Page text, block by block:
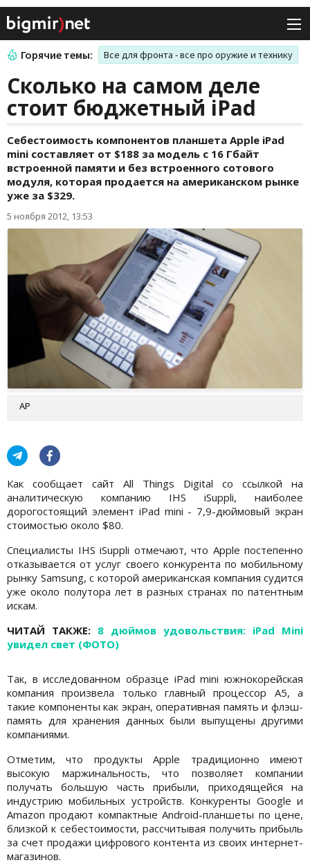
Горячие темы: Все для фронта - все про оружие и технику
Сколько на самом деле
стоит бюджетный iPad
Себестоимость компонентов планшета Apple iPad
mini составляет от $188 за модель с 16 Гбайт
встроенной памяти и без встроенного сотового
модуля, которая продается на американском рынке
уже за $329.
5 ноября 2012, 13:53
AP
Как сообщает сайт All Things Digital со ссылкой на
аналитическую компанию IHS iSuppli, наиболее
дорогостоящий элемент iPad mini - 7,9-дюймовый экран
стоимостью около $80.
Специалисты IHS iSuppli отмечают, что Apple постепенно
отказывается от услуг своего конкурента по мобильному
рынку Samsung, с которой американская компания судится
уже около полутора лет в разных странах по патентным
искам.
ЧИТАЙ ТАКЖЕ: 8 дюймов удовольствия: iPad Mini
увидел свет (ФОТО)
Так, в исследованном образце iPad mini южнокорейская
компания произвела только главный процессор A5, а
такие компоненты как экран, оперативная память и флэш-
память для хранения данных были выпущены другими
компаниями.
Отметим, что продукты Apple традиционно имеют
высокую маржинальность, что позволяет компании
получать большую часть прибыли, приходящейся на
индустрию мобильных устройств. Конкуренты Google и
Amazon продают компактные Android-планшеты по цене,
близкой к себестоимости, рассчитывая получить прибыль
за счет продажи цифрового контента из своих интернет-
магазинов.